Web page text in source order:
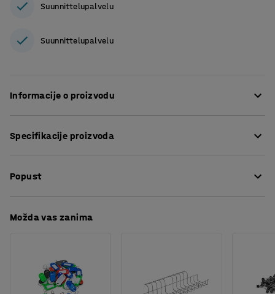
Organski materijal
Papir
Zapaljivi otpad
Suunnittelupalvelu
Suunnittelupalvelu
Informacije o proizvodu
Specifikacije proizvoda
Širina:
Potreban broj osoba
Popust
Možda vas zanima